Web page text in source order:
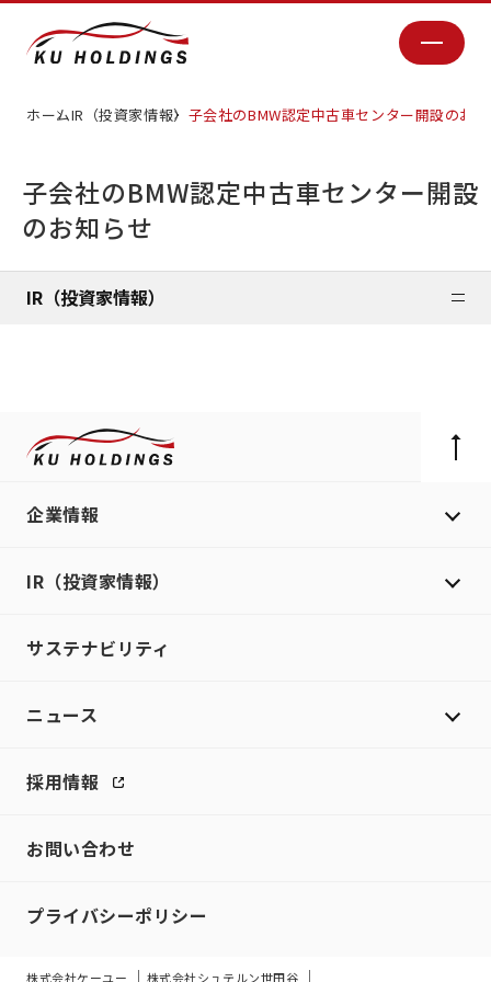
ホームIR（投資家情報） 子会社のBMW認定中古車センター開設のお
子会社のBMW認定中古車センター開設
のお知らせ
IR（投資家情報）
企業情報
IR（投資家情報）
サステナビリティ
ニュース
採用情報
お問い合わせ
プライバシーポリシー
株式会社ケーユー 株式会社シュテルン世田谷